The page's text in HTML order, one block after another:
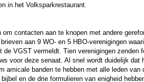
in het Volksparkrestaurant.
contacten aan te knopen met andere
aan 9 WO- en 5 HBO-verenigingen
de VGST vermeldt. Tien verenigingen zenden
voor deze senaat. Al snel wordt duidelijk dat
amicale banden te hebben met alle leden van
en de drie formulieren van enigheid